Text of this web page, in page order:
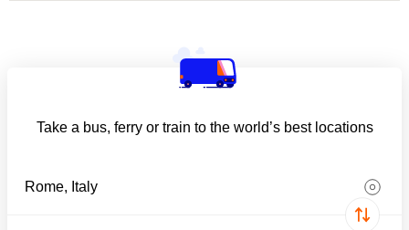
Take a bus, ferry or train to the world’s best locations